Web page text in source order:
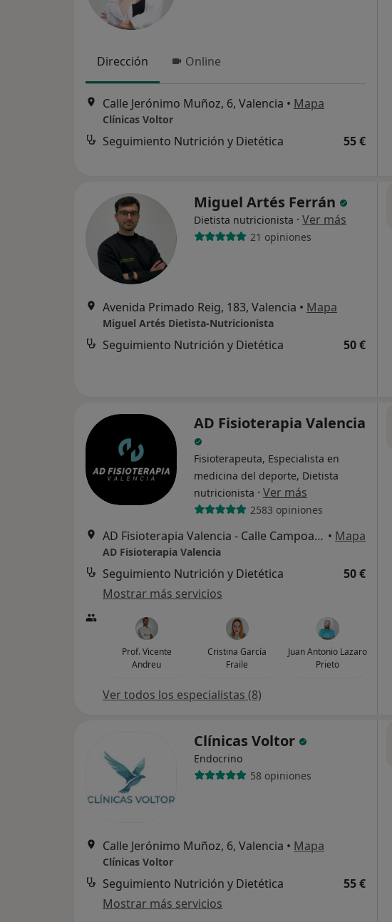
Dirección Online
Calle Jerónimo Muñoz, 6, Valencia • Mapa
Clínicas Voltor
Seguimiento Nutrición y Dietética 55 €
Miguel Artés Ferrán
Dietista nutricionista · Ver más
21 opiniones
Avenida Primado Reig, 183, Valencia • Mapa
Miguel Artés Dietista-Nutricionista
Seguimiento Nutrición y Dietética 50 €
AD Fisioterapia Valencia
Fisioterapeuta, Especialista en
medicina del deporte, Dietista
nutricionista · Ver más
2583 opiniones
AD Fisioterapia Valencia - Calle Campoamor n13, Valencia • Mapa
AD Fisioterapia Valencia
Seguimiento Nutrición y Dietética
50 €
Mostrar más servicios
Prof. Vicente
Andreu
Cristina García
Fraile
Juan Antonio Lazaro
Prieto
Ver todos los especialistas (8)
Clínicas Voltor
Endocrino
58 opiniones
Calle Jerónimo Muñoz, 6, Valencia • Mapa
Clínicas Voltor
Seguimiento Nutrición y Dietética
55 €
Mostrar más servicios